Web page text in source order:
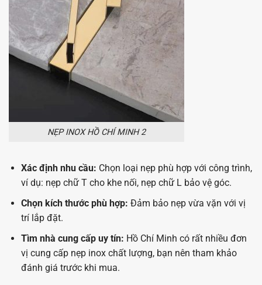
NẸP INOX HỒ CHÍ MINH 2
Xác định nhu cầu: Chọn loại nẹp phù hợp với công trình,
ví dụ: nẹp chữ T cho khe nối, nẹp chữ L bảo vệ góc.
Chọn kích thước phù hợp: Đảm bảo nẹp vừa vặn với vị
trí lắp đặt.
Tìm nhà cung cấp uy tín: Hồ Chí Minh có rất nhiều đơn
vị cung cấp nẹp inox chất lượng, bạn nên tham khảo
đánh giá trước khi mua.